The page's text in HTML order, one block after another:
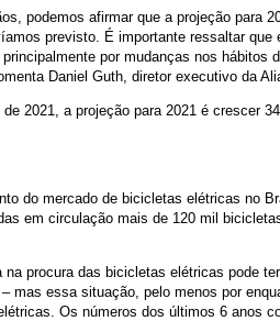
podemos afirmar que a projeção para
previsto. É importante ressaltar que
por mudanças nos hábitos
Daniel Guth, diretor executivo da
2021, a projeção para 2021 é crescer
do mercado de bicicletas elétricas no
em circulação mais de 120 mil
procura das bicicletas elétricas pode
mas essa situação, pelo menos por
Os números dos últimos 6 anos